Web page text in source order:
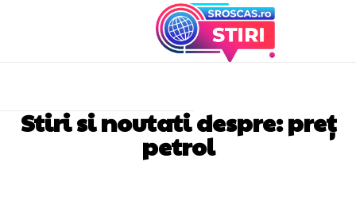
Stiri si noutati despre:preț
petrol